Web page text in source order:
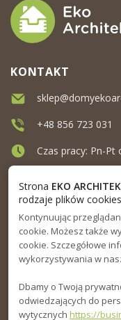
MENU
INFORMACJA
PORADNIK
KONTAKT
+48 856 723 031
Czas pracy: Pn-Pt
Strona EKO
rodzaje plików
Kontynuując
cookie. Możesz także
cookie. Szczegółowe
wykorzystywania w
Dbamy o Twoją
odwiedzających do
wytycznych https://